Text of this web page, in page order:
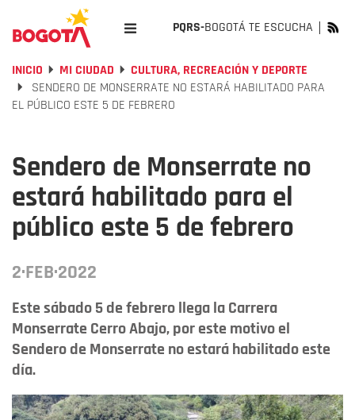
PQRS-BOGOTÁ TE ESCUCHA
INICIO MI CIUDAD
CULTURA, RECREACIÓN Y DEPORTE
SENDERO DE MONSERRATE NO ESTARÁ HABILITADO PARA
EL PÚBLICO ESTE 5 DE FEBRERO
Sendero de Monserrate no
estará habilitado para el
público este 5 de febrero
2·FEB·2022
Este sábado 5 de febrero llega la Carrera
Monserrate Cerro Abajo, por este motivo el
Sendero de Monserrate no estará habilitado este
día.